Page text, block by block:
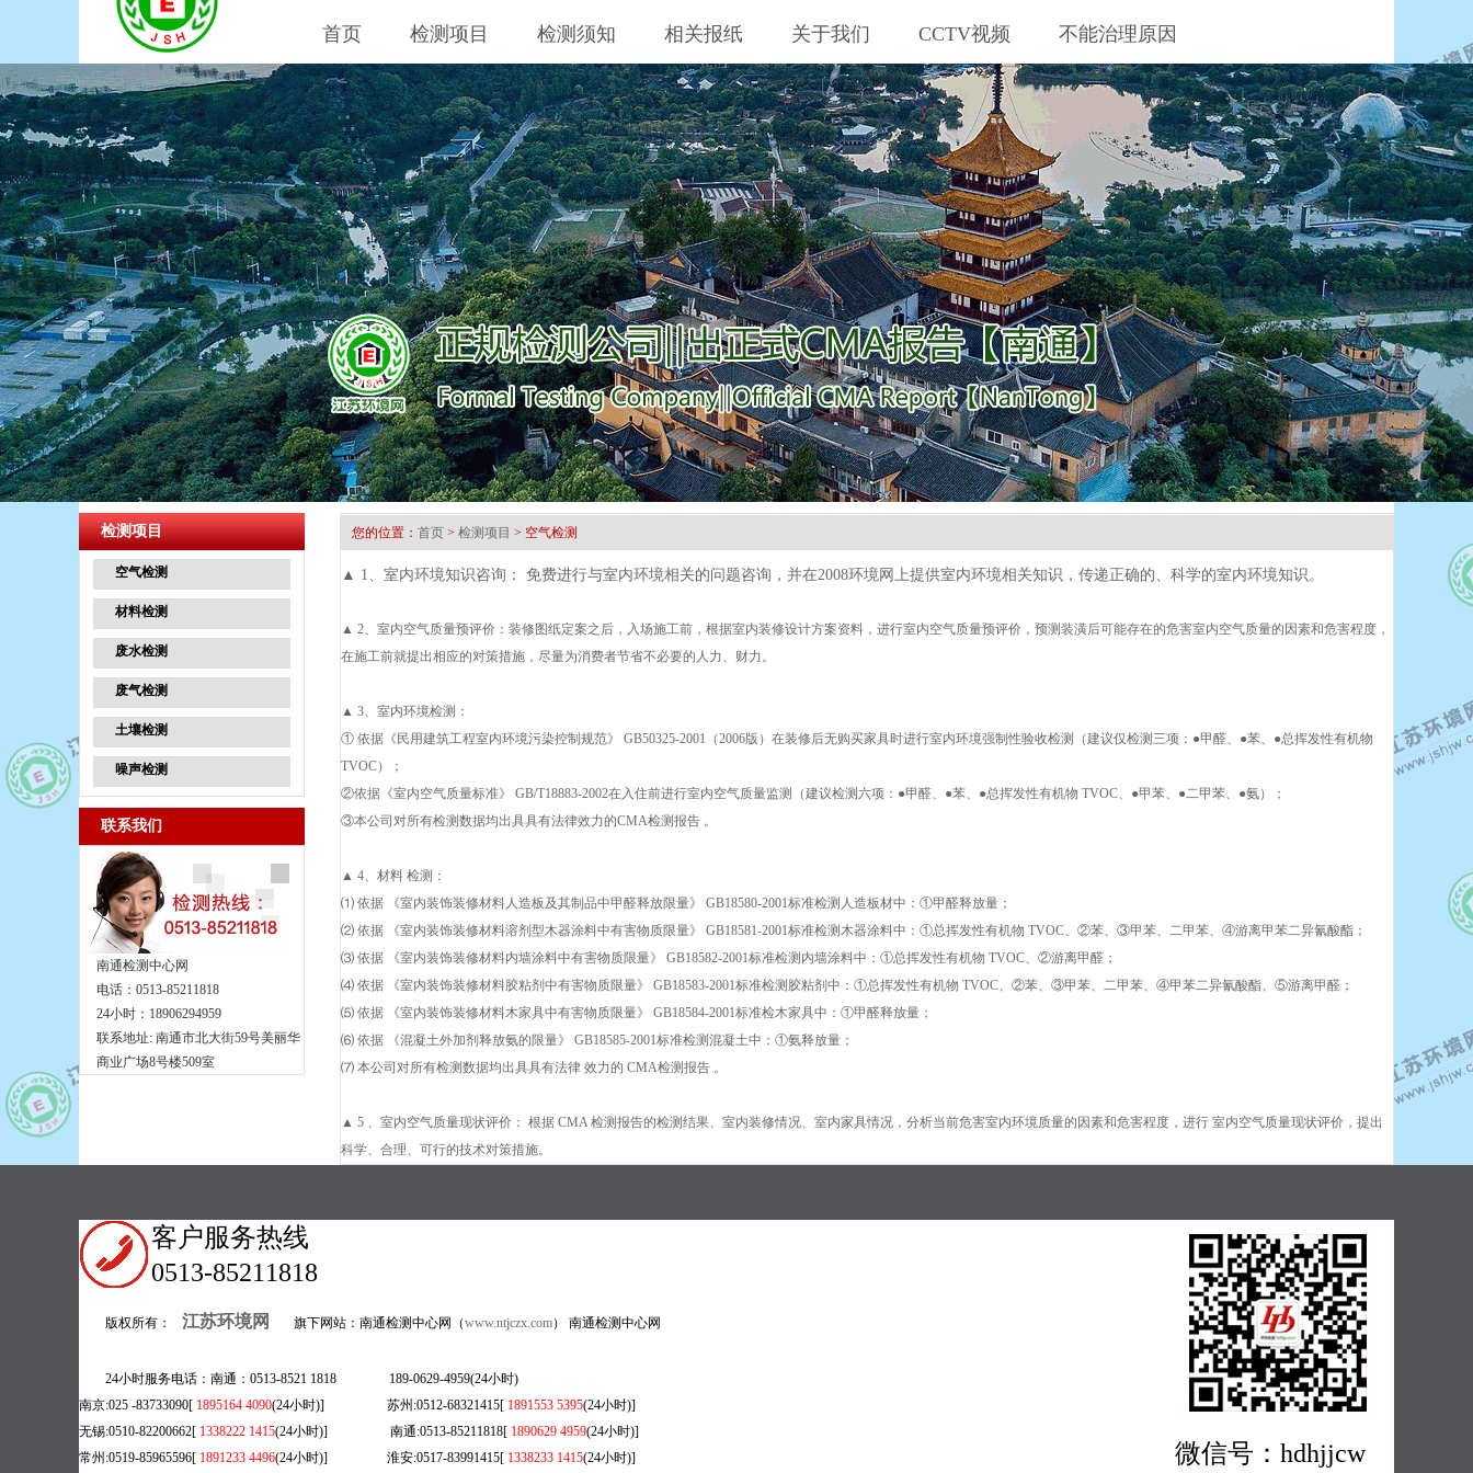
首页 检测项目 检测须知 相关报纸 关于我们 CCTV视频 不能治理原因
1 2 3
检测项目
空气检测
材料检测
废水检测
废气检测
土壤检测
噪声检测
联系我们
南通检测中心网
电话：0513-85211818
24小时：18906294959
联系地址: 南通市北大街59号美丽华
商业广场8号楼509室
您的位置： 首页 > 检测项目 > 空气检测
▲ 1、室内环境知识咨询： 免费进行与室内环境相关的问题咨询，并在2008环境网上提供室内环境相关知识，传递正确的、科学的室内环境知识。
▲ 2、室内空气质量预评价：装修图纸定案之后，入场施工前，根据室内装修设计方案资料，进行室内空气质量预评价，预测装潢后可能存在的危害室内空气质量的因素和危害程度，
在施工前就提出相应的对策措施，尽量为消费者节省不必要的人力、财力。
▲ 3、室内环境检测：
① 依据《民用建筑工程室内环境污染控制规范》 GB50325-2001（2006版）在装修后无购买家具时进行室内环境强制性验收检测（建议仅检测三项：●甲醛、●苯、●总挥发性有机物
TVOC）；
②依据《室内空气质量标准》 GB/T18883-2002在入住前进行室内空气质量监测（建议检测六项：●甲醛、●苯、●总挥发性有机物 TVOC、●甲苯、●二甲苯、●氨）；
③本公司对所有检测数据均出具具有法律效力的CMA检测报告 。
▲ 4、材料 检测：
⑴ 依据 《室内装饰装修材料人造板及其制品中甲醛释放限量》 GB18580-2001标准检测人造板材中：①甲醛释放量；
⑵ 依据 《室内装饰装修材料溶剂型木器涂料中有害物质限量》 GB18581-2001标准检测木器涂料中：①总挥发性有机物 TVOC、②苯、③甲苯、二甲苯、④游离甲苯二异氰酸酯；
⑶ 依据 《室内装饰装修材料内墙涂料中有害物质限量》 GB18582-2001标准检测内墙涂料中：①总挥发性有机物 TVOC、②游离甲醛；
⑷ 依据 《室内装饰装修材料胶粘剂中有害物质限量》 GB18583-2001标准检测胶粘剂中：①总挥发性有机物 TVOC、②苯、③甲苯、二甲苯、④甲苯二异氰酸酯、⑤游离甲醛；
⑸ 依据 《室内装饰装修材料木家具中有害物质限量》 GB18584-2001标准检木家具中：①甲醛释放量；
⑹ 依据 《混凝土外加剂释放氨的限量》 GB18585-2001标准检测混凝土中：①氨释放量；
⑺ 本公司对所有检测数据均出具具有法律 效力的 CMA检测报告 。
▲ 5 、室内空气质量现状评价： 根据 CMA 检测报告的检测结果、室内装修情况、室内家具情况，分析当前危害室内环境质量的因素和危害程度，进行 室内空气质量现状评价，提出
科学、合理、可行的技术对策措施。
客户服务热线
0513-85211818
版权所有： 江苏环境网 旗下网站：南通检测中心网（www.ntjczx.com） 南通检测中心网
24小时服务电话：南通：0513-8521 1818 189-0629-4959(24小时)
南京:025 -83733090[ 1895164 4090(24小时)] 苏州:0512-68321415[ 1891553 5395(24小时)]
无锡:0510-82200662[ 1338222 1415(24小时)] 南通:0513-85211818[ 1890629 4959(24小时)]
常州:0519-85965596[ 1891233 4496(24小时)] 淮安:0517-83991415[ 1338233 1415(24小时)] 微信号：hdhjjcw